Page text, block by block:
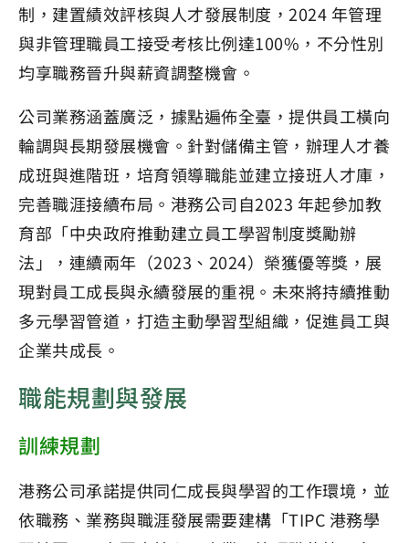
制，建置績效評核與人才發展制度，2024 年管理
與非管理職員工接受考核比例達100%，不分性別
均享職務晉升與薪資調整機會。
公司業務涵蓋廣泛，據點遍佈全臺，提供員工橫向
輪調與長期發展機會。針對儲備主管，辦理人才養
成班與進階班，培育領導職能並建立接班人才庫，
完善職涯接續布局。港務公司自2023 年起參加教
育部「中央政府推動建立員工學習制度獎勵辦
法」，連續兩年（2023、2024）榮獲優等獎，展
現對員工成長與永續發展的重視。未來將持續推動
多元學習管道，打造主動學習型組織，促進員工與
企業共成長。
職能規劃與發展
訓練規劃
港務公司承諾提供同仁成長與學習的工作環境，並
依職務、業務與職涯發展需要建構「TIPC 港務學